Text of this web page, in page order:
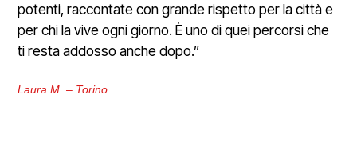
potenti, raccontate con grande rispetto per la città e
per chi la vive ogni giorno. È uno di quei percorsi che
ti resta addosso anche dopo.”
Laura M. – Torino